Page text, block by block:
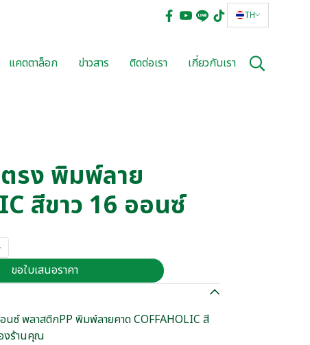
TH
แคตตาล็อก ข่าวสาร ติดต่อเรา เกี่ยวกับเรา
รง พิมพ์ลาย
สีขาว 16 ออนซ์
ขอใบเสนอราคา
ซ์ พลาสติกPP พิมพ์ลายคาด COFFAHOLIC สี
งร้านคุณ